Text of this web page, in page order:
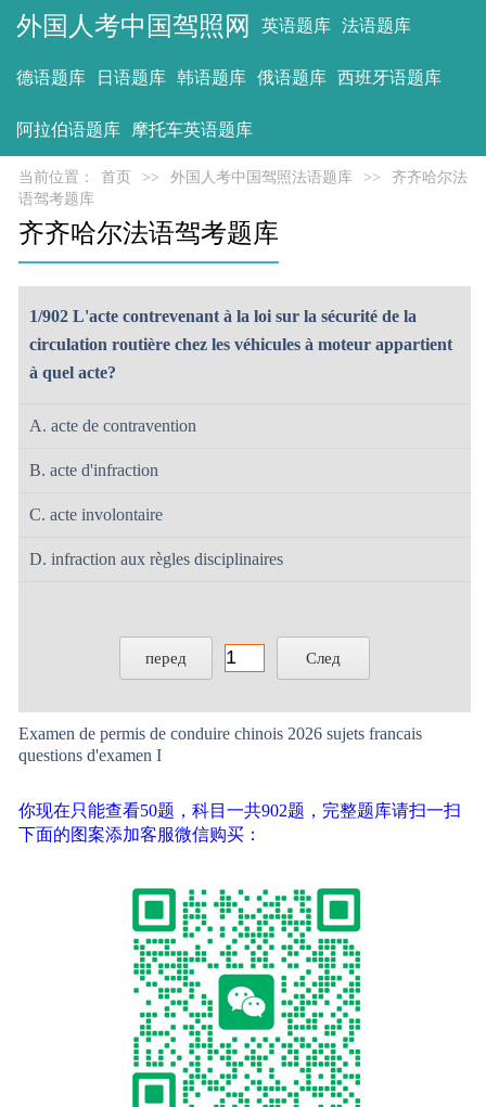
外国人考中国驾照网 英语题库 法语题库
德语题库 日语题库 韩语题库 俄语题库 西班牙语题库
阿拉伯语题库 摩托车英语题库
当前位置： 首页 >> 外国人考中国驾照法语题库 >>
齐齐哈尔法
语驾考题库
齐齐哈尔法语驾考题库
1/902 L'acte contrevenant à la loi sur la sécurité de la
circulation routière chez les véhicules à moteur appartient
à quel acte?
A. acte de contravention
B. acte d'infraction
C. acte involontaire
D. infraction aux règles disciplinaires
перед След
Examen de permis de conduire chinois 2026 sujets francais
questions d'examen I
你现在只能查看50题，科目一共902题，完整题库请扫一扫
下面的图案添加客服微信购买：